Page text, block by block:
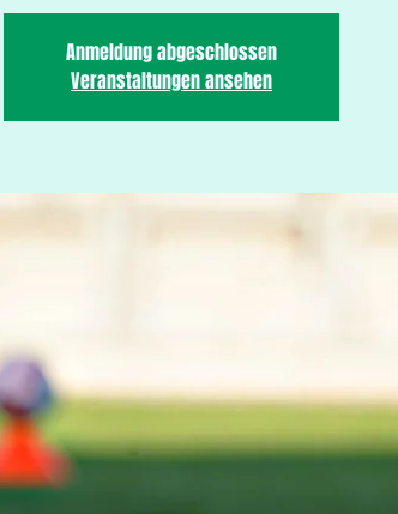
Anmeldung abgeschlossen
Veranstaltungen ansehen